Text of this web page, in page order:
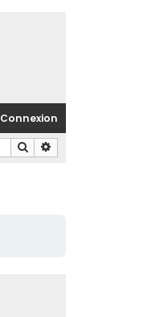
Connexion
Rechercher